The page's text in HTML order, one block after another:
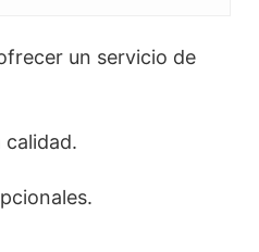
un servicio de